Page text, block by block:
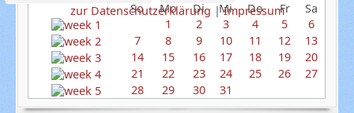
So
Mo Di Mi Do Fr
Sa
1
2 3 4 5
6
7
8 9 10 11 12
13
14
15 16 17 18 19
20
21
22 23 24 25 26
27
28
29 30 31
zur Datenschutzerklärung |Impressum